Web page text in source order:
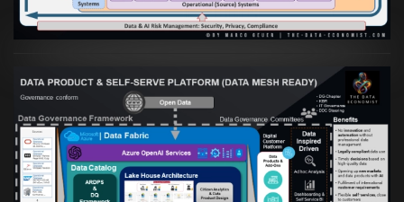
Artikel:Warum eine Data Governance
orientierte Data Fabric essenziell für
skalierbare qualitative Datenprodukte ist